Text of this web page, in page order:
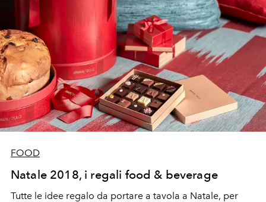
FOOD
Natale 2018, i regali food & beverage
Tutte le idee regalo da portare a tavola a Natale, per